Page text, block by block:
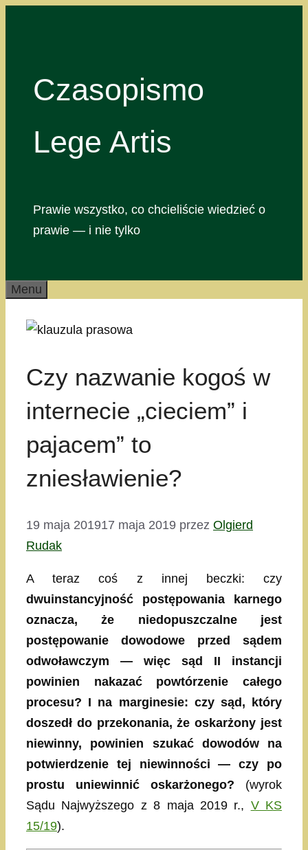
Czasopismo
Lege Artis
Prawie wszystko, co chcieliście wiedzieć o
prawie — i nie tylko
Menu
Czy nazwanie kogoś w
internecie „cieciem” i
pajacem” to
zniesławienie?
19 maja 201917 maja 2019 przez Olgierd
Rudak
A teraz coś z innej beczki: czy
dwuinstancyjność postępowania karnego
oznacza, że niedopuszczalne jest
postępowanie dowodowe przed sądem
odwoławczym — więc sąd II instancji
powinien nakazać powtórzenie całego
procesu? I na marginesie: czy sąd, który
doszedł do przekonania, że oskarżony jest
niewinny, powinien szukać dowodów na
potwierdzenie tej niewinności — czy po
prostu uniewinnić oskarżonego? (wyrok
Sądu Najwyższego z 8 maja 2019 r., V KS
15/19).